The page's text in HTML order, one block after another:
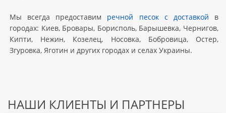
Мы всегда предоставим речной песок с доставкой в
городах: Киев, Бровары, Борисполь, Барышевка, Чернигов,
Кипти, Нежин, Козелец, Носовка, Бобровица, Остер,
Згуровка, Яготин и других городах и селах Украины.
НАШИ КЛИЕНТЫ И ПАРТНЕРЫ